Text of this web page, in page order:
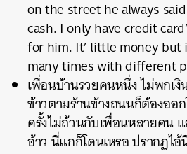
on the street he always
cash. I only have credit
for him. It’ little money but
many times with different
เพื่อนบ้านรวยคนหนึ่ง ไม่พกเ
ข้าวตามร้านข้างถนนก็ต้องออ
ครั้งไม่ถ้วนกับเพื่อนหลายคน
อ้าว นี่แกก็โดนเหรอ ปรากฏไอ้